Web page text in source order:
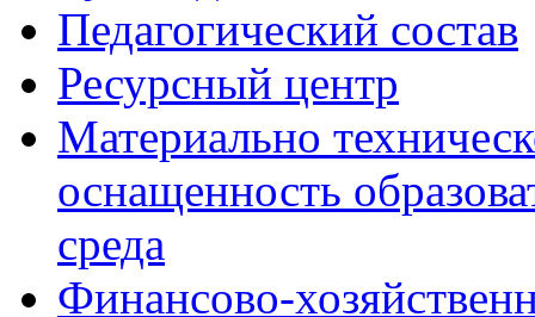
Педагогический состав
Ресурсный центр
Материально
оснащенность
среда
Финансово-